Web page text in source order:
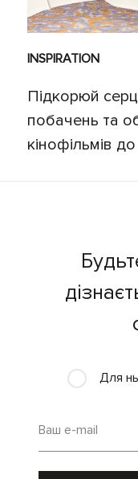
INSPIRATION
Підкорюй
побачень та
кінофільмів
Для
Ваш e-mail